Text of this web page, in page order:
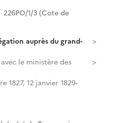
226PO/1/3 (Cote de
auprès du grand-
le ministère des
1827, 12 janvier 1829-